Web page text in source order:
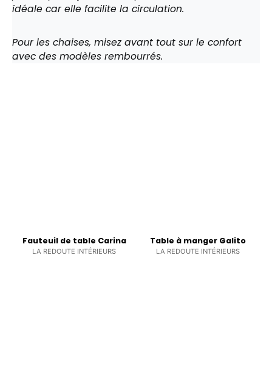
idéale car elle facilite la circulation.
Pour les chaises, misez avant tout sur le confort
avec des modèles rembourrés.
Fauteuil de table Carina
LA REDOUTE INTÉRIEURS
Table à manger Galito
LA REDOUTE INTÉRIEURS